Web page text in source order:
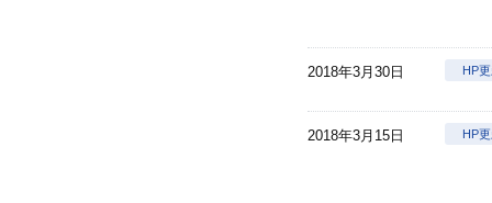
2018年3月30日 HP
2018年3月15日 HP